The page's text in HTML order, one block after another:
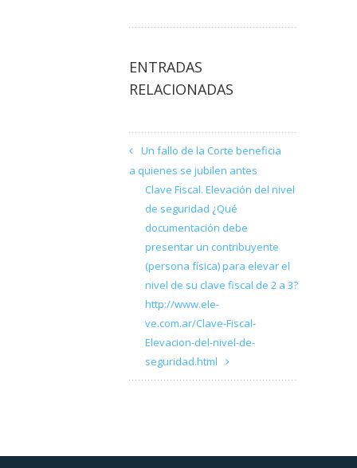
ENTRADAS
RELACIONADAS
Un fallo de la Corte beneficia
a quienes se jubilen antes
Clave Fiscal. Elevación del nivel
de seguridad ¿Qué
documentación debe
presentar un contribuyente
(persona física) para elevar el
nivel de su clave fiscal de 2 a 3?
http://www.ele-
ve.com.ar/Clave-Fiscal-
Elevacion-del-nivel-de-
seguridad.html